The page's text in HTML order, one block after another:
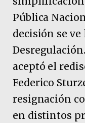
Pública
decisión se
aceptó el
Federico
resignación
en distintos